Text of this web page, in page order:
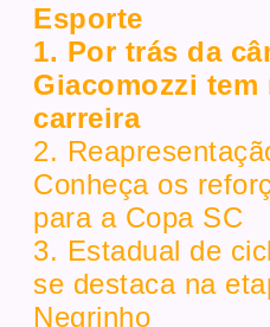
Esporte
1. Por trás da
Giacomozzi
carreira
2.
Conheça os
para a Copa SC
3. Estadual de
se destaca na
Negrinho